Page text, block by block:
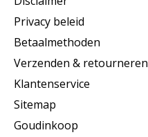
Privacy beleid
Betaalmethoden
Verzenden & retourneren
Klantenservice
Sitemap
Goudinkoop